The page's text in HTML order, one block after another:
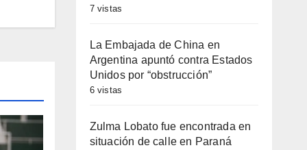
7 vistas
La Embajada de China en
Argentina apuntó contra Estados
Unidos por “obstrucción”
6 vistas
Zulma Lobato fue encontrada en
situación de calle en Paraná